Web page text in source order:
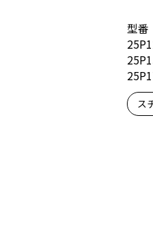
型番
ス